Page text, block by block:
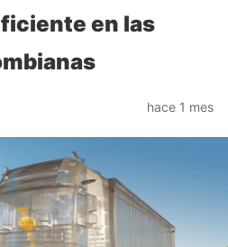
en las
hace 1 mes